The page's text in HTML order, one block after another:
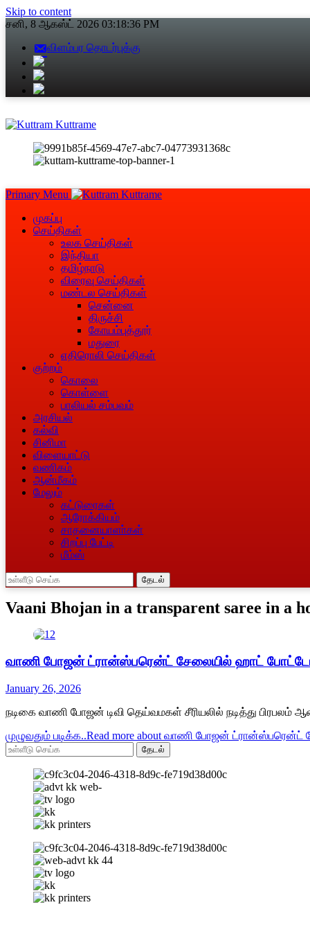
Skip to content
சனி, 8 ஆகஸ்ட் 2026 03:18:37 PM
விளம்பர தொடர்புக்கு
Primary Menu
முகப்பு
செய்திகள்
உலக செய்திகள்
இந்தியா
தமிழ்நாடு
விரைவு செய்திகள்
மண்டல செய்திகள்
சென்னை
திருச்சி
கோயம்புத்தூர்
மதுரை
எதிரொலி செய்திகள்
குற்றம்
கொலை
கொள்ளை
பாலியல் சம்பவம்
அரசியல்
கல்வி
சினிமா
விளையாட்டு
வணிகம்
ஆன்மீகம்
மேலும்
கட்டுரைகள்
ஆரோக்கியம்
சாதனையாளா்கள்
சிறப்பு பேட்டி
மீம்ஸ்
தேடல்
Vaani Bhojan in a transparent saree in a
வாணி போஜன் ட்ரான்ஸ்பரென்ட் சேலையில் ஹாட்
January 26, 2026
நடிகை வாணி போஜன் டிவி தெய்வமகள் சீரியலில் நடித்து பிரபலம்
முழுவதும் படிக்க..Read more about வாணி போஜன்
தேடல்